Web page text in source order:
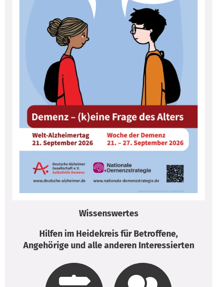
Wissenswertes
Hilfen im Heidekreis für Betroffene,
Angehörige und alle anderen Interessierten